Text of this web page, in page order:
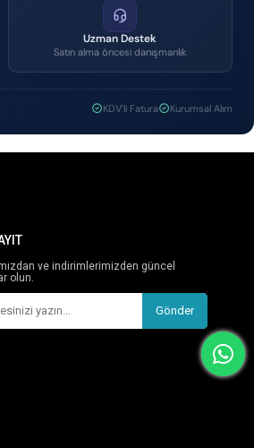
Uzman Destek
Satın alma öncesi danışmanlık
KDV'li Fatura Kurumsal Alım
ve indirimlerimizden güncel
olun.
Gönder